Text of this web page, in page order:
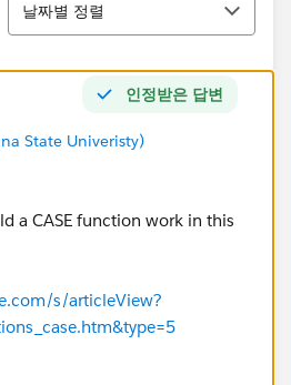
날짜별 정렬
인정받은 답변
State Univeristy)
a CASE function work in this
s/articleView?